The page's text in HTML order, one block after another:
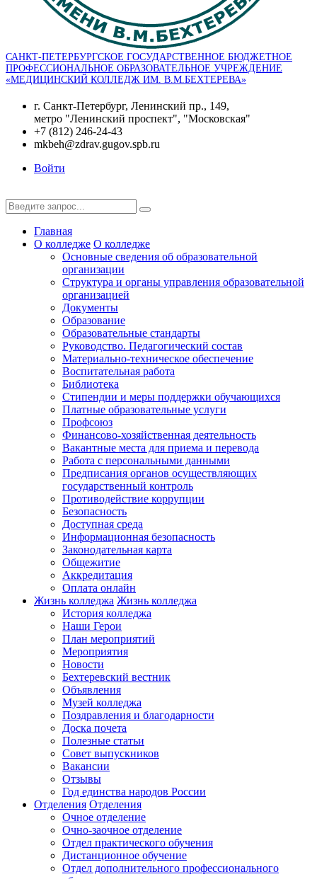
САНКТ-ПЕТЕРБУРГСКОЕ ГОСУДАРСТВЕННОЕ БЮДЖЕТНОЕ
ПРОФЕССИОНАЛЬНОЕ ОБРАЗОВАТЕЛЬНОЕ УЧРЕЖДЕНИЕ
«МЕДИЦИНСКИЙ КОЛЛЕДЖ ИМ. В.М.БЕХТЕРЕВА»
г. Санкт-Петербург, Ленинский пр., 149,
метро "Ленинский проспект", "Московская"
+7 (812) 246-24-43
mkbeh@zdrav.gugov.spb.ru
Войти
Главная
О колледже О колледже
Основные сведения об образовательной
организации
Структура и органы управления образовательной
организацией
Документы
Образование
Образовательные стандарты
Руководство. Педагогический состав
Материально-техническое обеспечение
Воспитательная работа
Библиотека
Стипендии и меры поддержки обучающихся
Платные образовательные услуги
Профсоюз
Финансово-хозяйственная деятельность
Вакантные места для приема и перевода
Работа с персональными данными
Предписания органов осуществляющих
государственный контроль
Противодействие коррупции
Безопасность
Доступная среда
Информационная безопасность
Законодательная карта
Общежитие
Аккредитация
Оплата онлайн
Жизнь колледжа Жизнь колледжа
История колледжа
Наши Герои
План мероприятий
Мероприятия
Новости
Бехтеревский вестник
Объявления
Музей колледжа
Поздравления и благодарности
Доска почета
Полезные статьи
Совет выпускников
Вакансии
Отзывы
Год единства народов России
Отделения Отделения
Очное отделение
Очно-заочное отделение
Отдел практического обучения
Дистанционное обучение
Отдел дополнительного профессионального